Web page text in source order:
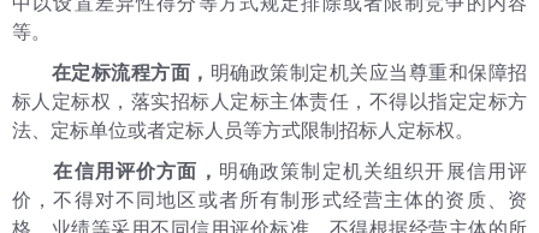
等。
在定标流程方面， 明确政策制定机关应当尊重和保障招
标人定标权，落实招标人定标主体责任，不得以指定定标方
法、定标单位或者定标人员等方式限制招标人定标权。
在信用评价方面， 明确政策制定机关组织开展信用评
价，不得对不同地区或者所有制形式经营主体的资质、资